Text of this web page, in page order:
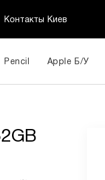
Контакты Киев
Pencil Apple Б/У